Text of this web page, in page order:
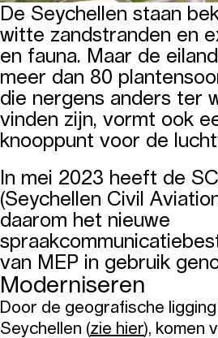
De Seychellen staan
witte zandstranden en
en fauna. Maar de
meer dan 80
die nergens anders ter
vinden zijn, vormt ook
knooppunt voor de
In mei 2023 heeft de
(Seychellen Civil
daarom het nieuwe
van MEP in gebruik
Moderniseren
Door de geografische
Seychellen (zie hier), komen